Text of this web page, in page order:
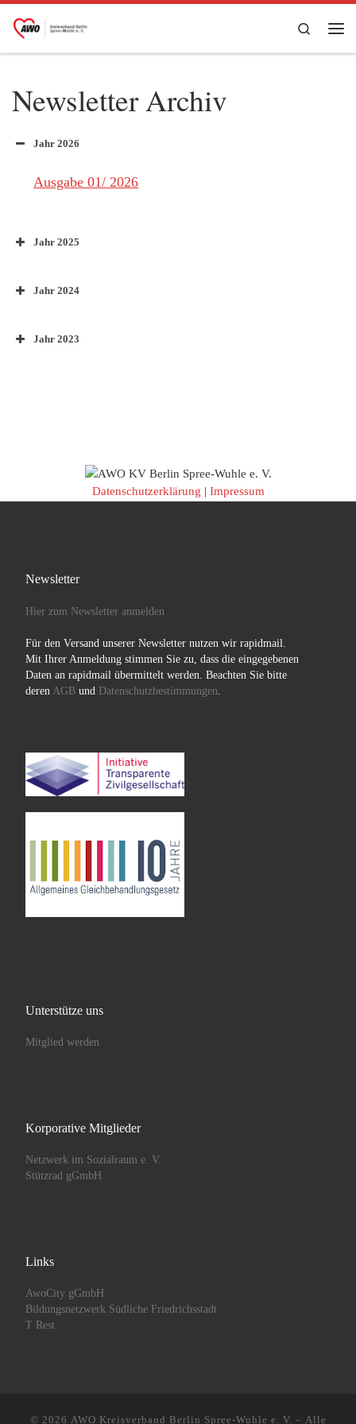
Zum Inhalt springen
Search
Newsletter Archiv
Jahr 2026
Ausgabe 01/ 2026
Jahr 2025
Jahr 2024
Jahr 2023
Datenschutzerklärung | Impressum
Newsletter
Hier zum Newsletter anmelden
Für den Versand unserer Newsletter nutzen wir rapidmail.
Mit Ihrer Anmeldung stimmen Sie zu, dass die eingegebenen
Daten an rapidmail übermittelt werden. Beachten Sie bitte
deren AGBund Datenschutzbestimmungen
Unterstütze uns
Mitglied werden
Korporative Mitglieder
Netzwerk im Sozialraum e. V.
Stützrad gGmbH
Links
AwoCity gGmbH
Bildungsnetzwerk Südliche Friedrichsstadt
T Rest
© 2026 AWO Kreisverband Berlin Spree-Wuhle e. V. – Alle